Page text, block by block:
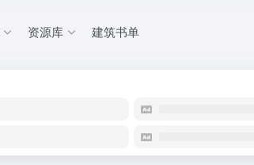
资源库 建筑书单